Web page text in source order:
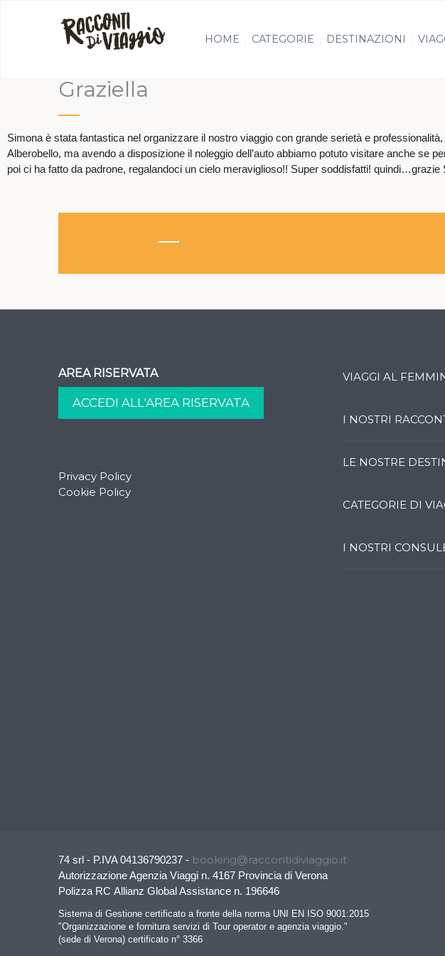
HOME CATEGORIE DESTINAZIONI
Graziella
Simona è stata fantastica nel organizzare il nostro viaggio con grande serietà e
Alberobello, ma avendo a disposizione il noleggio dell’auto abbiamo potuto visitare anche
poi ci ha fatto da padrone, regalandoci un cielo meraviglioso!! Super soddisfatti! quindi…grazie
AREA RISERVATA
Privacy Policy
Cookie Policy
VIAGGI AL
I NOSTRI
LE NOSTRE
CATEGORIE DI
I NOSTRI
74 srl - P.IVA 04136790237 - booking@raccontidiviaggio.it
Autorizzazione Agenzia Viaggi n. 4167 Provincia di Verona
Polizza RC Allianz Global Assistance n. 196646
Sistema di Gestione certificato a fronte della norma UNI EN ISO 9001:2015
"Organizzazione e fornitura servizi di Tour operator e agenzia viaggio."
(sede di Verona) certificato n° 3366